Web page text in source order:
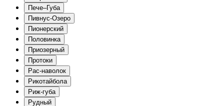
Пече–Губа
Пивнус-Озеро
Пионерский
Половинка
Приозерный
Протоки
Рас-наволок
Рикотайбола
Риж-губа
Рудный